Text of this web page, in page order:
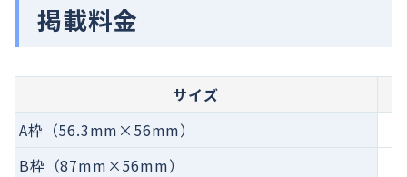
掲載料金
サイズ
A枠（56.3mm×56mm）
B枠（87mm×56mm）